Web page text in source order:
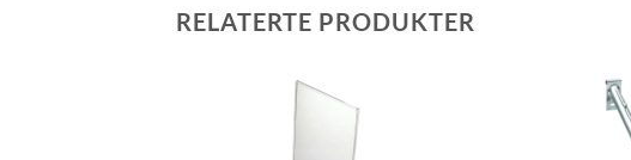
RELATERTE PRODUKTER